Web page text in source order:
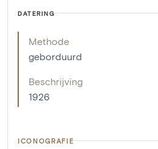
DATERING
Methode
geborduurd
Beschrijving
1926
ICONOGRAFIE